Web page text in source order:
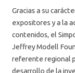
Gracias a su
expositores y a la
contenidos, el
Jeffrey Modell
referente regional
desarrollo de la